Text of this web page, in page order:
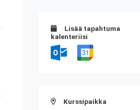
Lisää tapahtuma
kalenteriisi
Kurssipaikka